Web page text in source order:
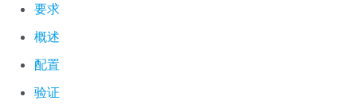
要求
概述
配置
验证